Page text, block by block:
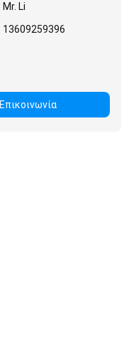
Mr. Li
13609259396
Επικοινωνία